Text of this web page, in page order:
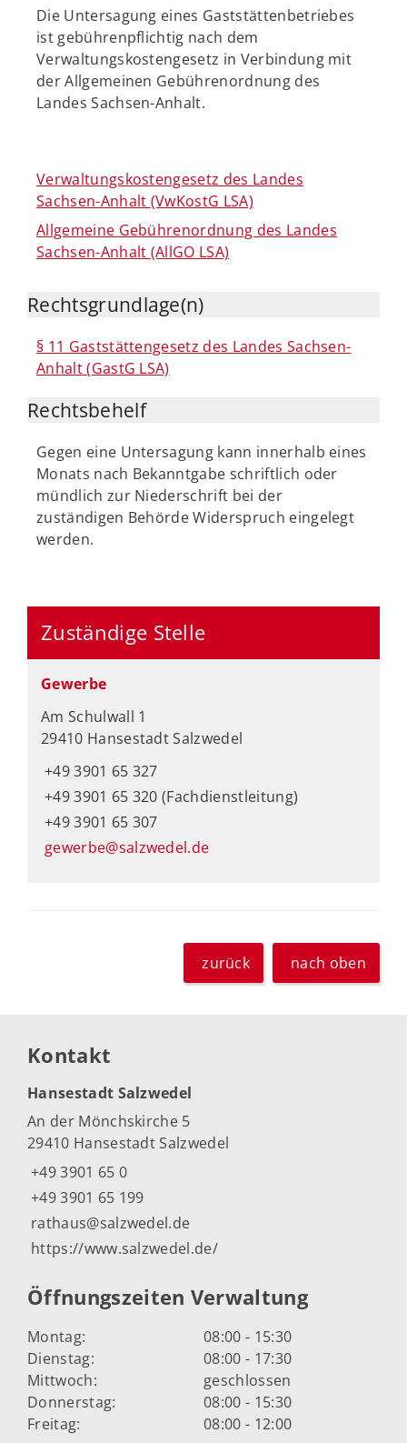
Die Untersagung eines Gaststättenbetriebes
ist gebührenpflichtig nach dem
Verwaltungskostengesetz in Verbindung mit
der Allgemeinen Gebührenordnung des
Landes Sachsen-Anhalt.
Verwaltungskostengesetz des Landes
Sachsen-Anhalt (VwKostG LSA)
Allgemeine Gebührenordnung des Landes
Sachsen-Anhalt (AllGO LSA)
Rechtsgrundlage(n)
§ 11 Gaststättengesetz des Landes Sachsen-
Anhalt (GastG LSA)
Rechtsbehelf
Gegen eine Untersagung kann innerhalb eines
Monats nach Bekanntgabe schriftlich oder
mündlich zur Niederschrift bei der
zuständigen Behörde Widerspruch eingelegt
werden.
Zuständige Stelle
Gewerbe
Am Schulwall 1
29410 Hansestadt Salzwedel
+49 3901 65 327
+49 3901 65 320 (Fachdienstleitung)
+49 3901 65 307
gewerbe@salzwedel.de
zurück nach oben
Kontakt
Hansestadt Salzwedel
An der Mönchskirche 5
29410 Hansestadt Salzwedel
+49 3901 65 0
+49 3901 65 199
rathaus@salzwedel.de
https://www.salzwedel.de/
Öffnungszeiten Verwaltung
Montag:
08:00 - 15:30
Dienstag:
08:00 - 17:30
Mittwoch:
geschlossen
Donnerstag:
08:00 - 15:30
Freitag:
08:00 - 12:00